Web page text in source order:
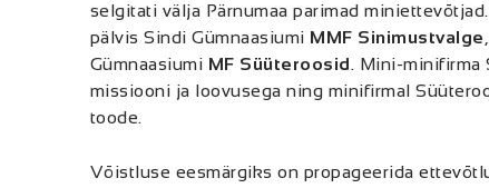
selgitati välja Pärnumaa parimad
pälvis Sindi Gümnaasiumi MMF Sinimustvalge
Gümnaasiumi MF Süüteroosid. Mini-minifirma
missiooni ja loovusega ning minifirmal
toode.
Võistluse eesmärgiks on propageerida